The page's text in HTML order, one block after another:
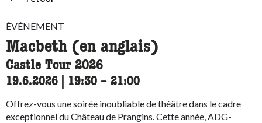
ÉVÉNEMENT
Macbeth (en anglais)
Castle Tour 2026
19.6.2026 19:30 accessibility.time_to
– 21:00
Offrez-vous une soirée inoubliable de théâtre dans le cadre
exceptionnel du Château de Prangins. Cette année, ADG-